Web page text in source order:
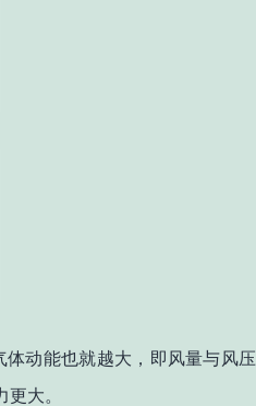
动能也就越大，即风量与风压
大。